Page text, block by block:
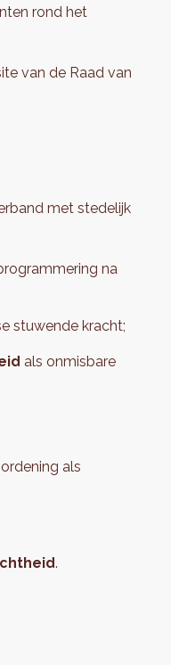
rond het
van de Raad van
met stedelijk
na
stuwende kracht;
als onmisbare
als
.